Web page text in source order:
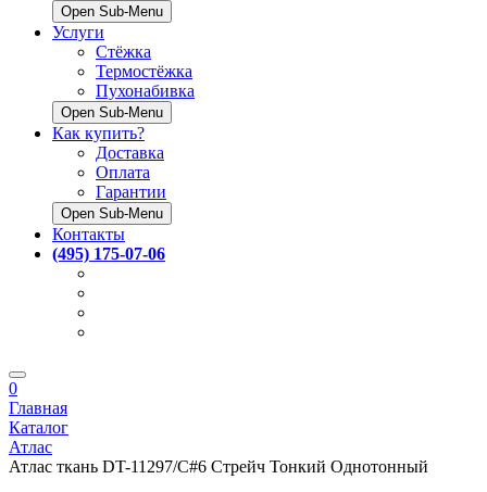
Open Sub-Menu
Услуги
Стёжка
Термостёжка
Пухонабивка
Open Sub-Menu
Как купить?
Доставка
Оплата
Гарантии
Open Sub-Menu
Контакты
(495) 175-07-06
0
Главная
Каталог
Атлас
Атлас ткань DT-11297/C#6 Стрейч Тонкий Однотонный